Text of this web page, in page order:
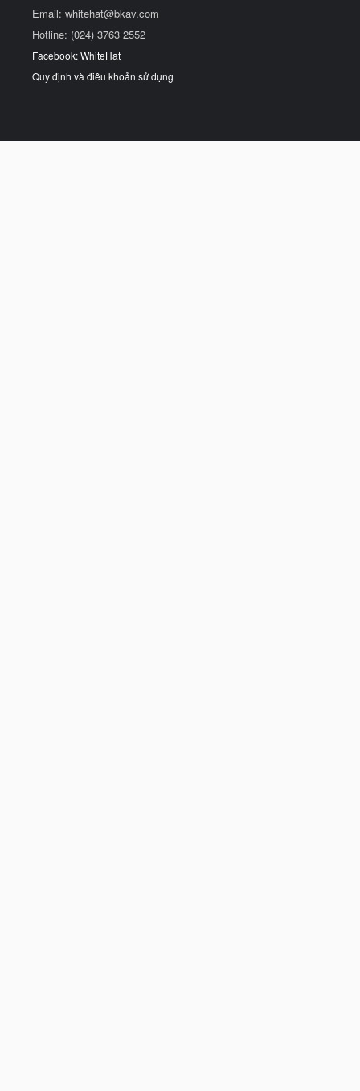
Email: whitehat@bkav.com
Hotline: (024) 3763 2552
Facebook: WhiteHat
Quy định và điều khoản sử dụng